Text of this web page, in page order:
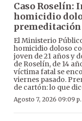
Caso Roselín:
homicidio
El Ministerio
homicidio doloso
joven de 21 años y
de Roselín, de 14
víctima fatal se
viernes pasado.
de cartón: lo que
Agosto 7, 2026 09:09